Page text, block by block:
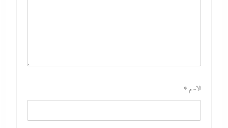
الاسم *